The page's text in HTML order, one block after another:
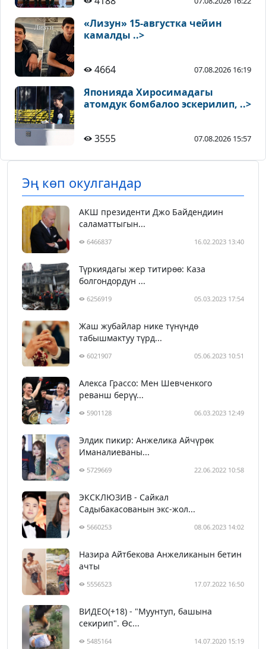
«Лизун» 15-августка чейин
камалды ..>
4664 07.08.2026 16:19
Японияда Хиросимадагы
атомдук бомбалоо эскерилип, ..>
3555 07.08.2026 15:57
Эң көп окулгандар
АКШ президенти Джо Байдендиин
саламаттыгын...
6466837 16.02.2023 13:40
Түркиядагы жер титирөө: Каза
болгондордун ...
6256919 05.03.2023 17:54
Жаш жубайлар нике түнүндө
табышмактуу түрд...
6021907 05.06.2023 10:51
Алекса Грассо: Мен Шевченкого
реванш берүү...
5901128 06.03.2023 12:49
Элдик пикир: Анжелика Айчүрөк
Иманалиеваны...
5729669 22.06.2022 10:58
ЭКСКЛЮЗИВ - Сайкал
Садыбакасованын экс-жол...
5660253 08.06.2023 14:02
Назира Айтбекова Анжеликанын бетин
ачты
5556523 17.07.2022 16:50
ВИДЕО(+18) - "Муунтуп, башына
секирип". Өс...
5485164 14.07.2020 15:19